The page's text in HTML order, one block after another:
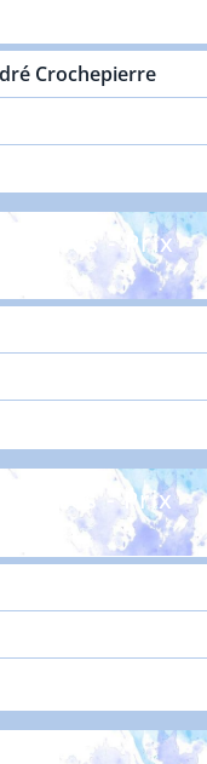
Crochepierre
Adultes - Prix
Adultes - Prix